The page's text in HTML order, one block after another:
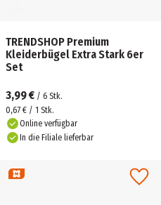
TRENDSHOP Premium
Kleiderbügel Extra Stark 6er
Set
3,99 € / 6 Stk.
0,67 € / 1 Stk.
Online verfügbar
In die Filiale lieferbar